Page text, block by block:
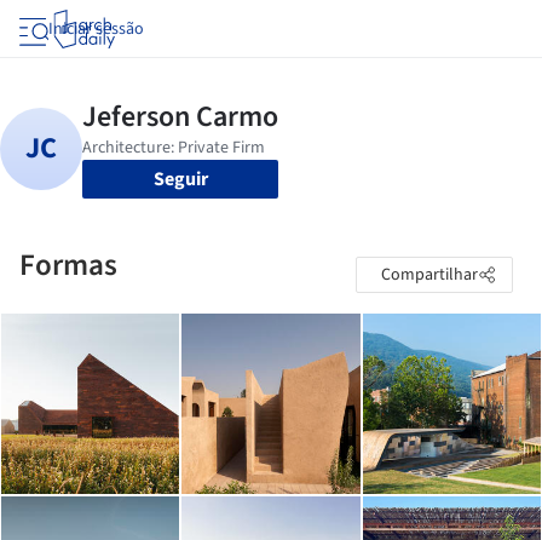
Iniciar sessão
Seguir
Formas Compartilhar